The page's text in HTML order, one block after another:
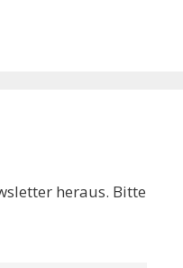
heraus. Bitte